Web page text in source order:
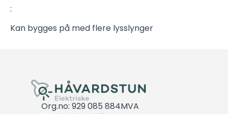
:
Kan bygges på med flere lysslynger
Org.no: 929 085 884MVA